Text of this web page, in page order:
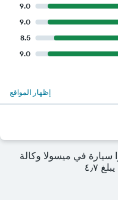
9.0
9.0
8.5
9.0
إظهار المواقع
سيارة في ميسولا وكالة
٤٫٧